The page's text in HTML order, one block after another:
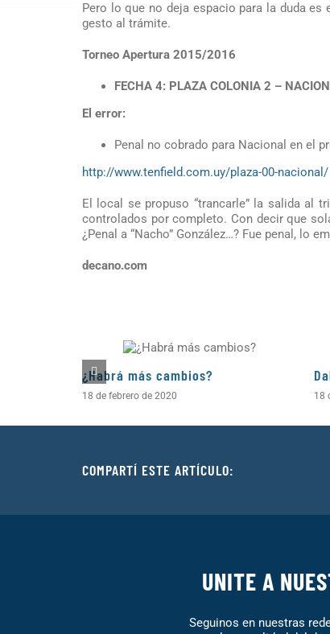
Pero lo que no deja espacio para la duda
gesto al trámite.
Torneo Apertura 2015/2016
FECHA 4: PLAZA COLONIA 2 –
El error:
Penal no cobrado para Nacional en el
http://www.tenfield.com.uy/plaza-00-nacional/
El local se propuso “trancarle” la salida al
controlados por completo. Con decir que
¿Penal a “Nacho” González…? Fue penal, lo
decano.com
¿Habrá más cambios?
18 de febrero de 2020 18
COMPARTÍ ESTE ARTÍCULO:
UNITE A
Seguinos en nuestras